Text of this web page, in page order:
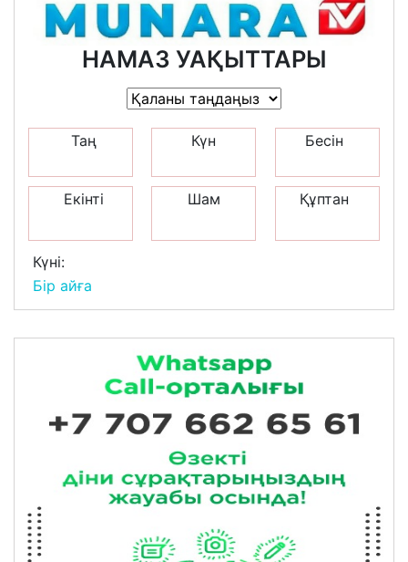
НАМАЗ УАҚЫТТАРЫ
Таң Күн Бесін
Екінті Шам Құптан
Күні:
Бір айға